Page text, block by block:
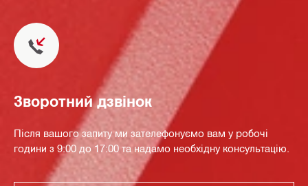
Зворотний дзвінок
Після вашого запиту ми зателефонуємо вам у робочі
години з 9:00 до 17:00 та надамо необхідну консультацію.